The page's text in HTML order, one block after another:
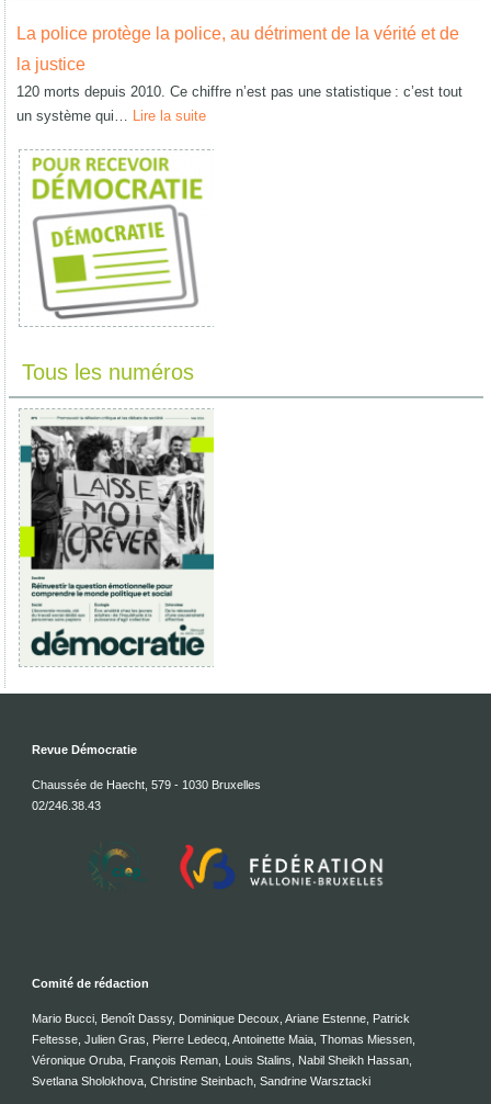
La police protège la police, au détriment de la vérité et de
la justice
120 morts depuis 2010. Ce chiffre n’est pas une statistique : c’est tout
un système qui… Lire la suite
Tous les numéros
Revue Démocratie
Chaussée de Haecht, 579 - 1030 Bruxelles
02/246.38.43
Comité de rédaction
Mario Bucci, Benoît Dassy, Dominique Decoux, Ariane Estenne, Patrick
Feltesse, Julien Gras, Pierre Ledecq, Antoinette Maia, Thomas Miessen,
Véronique Oruba, François Reman, Louis Stalins, Nabil Sheikh Hassan,
Svetlana Sholokhova, Christine Steinbach, Sandrine Warsztacki